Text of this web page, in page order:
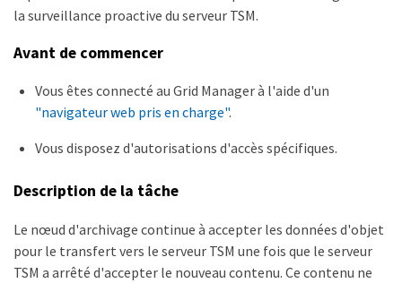
la surveillance proactive du serveur TSM.
Avant de commencer
Vous êtes connecté au Grid Manager à l'aide d'un
"navigateur web pris en charge".
Vous disposez d'autorisations d'accès spécifiques.
Description de la tâche
Le nœud d'archivage continue à accepter les données d'objet
pour le transfert vers le serveur TSM une fois que le serveur
TSM a arrêté d'accepter le nouveau contenu. Ce contenu ne